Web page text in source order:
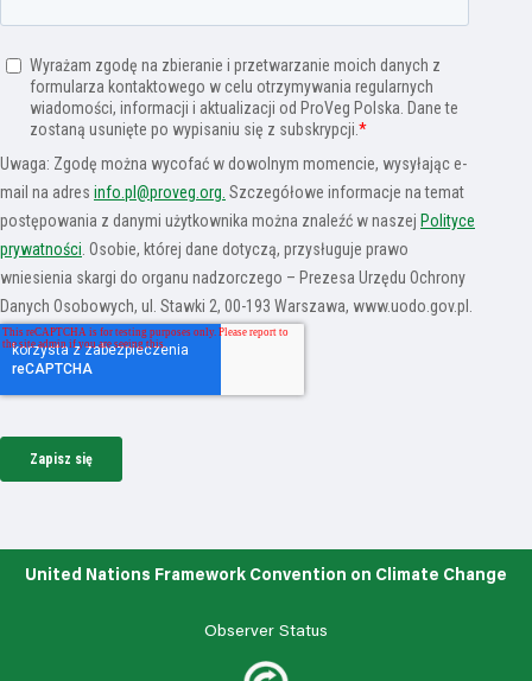
United Nations Framework Convention on Climate Change
Observer Status